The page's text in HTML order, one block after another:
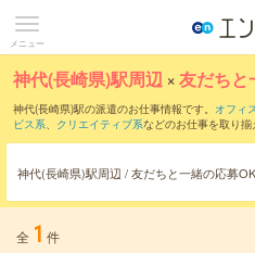
メニュー
神代(長崎県)駅周辺 ×友だちと
神代(長崎県)駅の派遣のお仕事情報です。 オフィ
ビス系、 クリエイティブ系などのお仕事を取り揃
神代(長崎県)駅周辺 / 友だちと一緒の応募OK
全 1 件